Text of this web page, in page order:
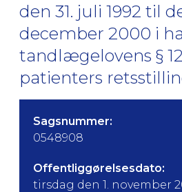
den 31. juli 1992 til
december 2000 i
tandlægelovens §
patienters
Sagsnummer:
0548908
Offentliggørelsesdato:
tirsdag den 1. november